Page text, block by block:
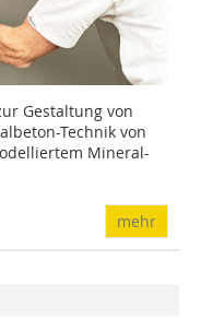
Gestaltung von
Technik von
Mineral-
mehr